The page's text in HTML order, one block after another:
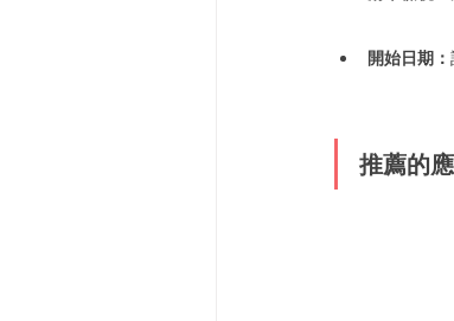
開始日期：
推薦的